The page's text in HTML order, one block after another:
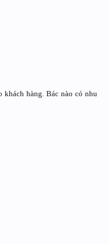
khách hàng. Bác nào có nhu